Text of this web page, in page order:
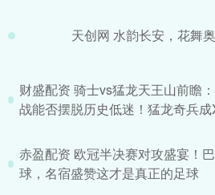
天创网 水韵长安，花舞
财盛配资 骑士vs猛龙天王山前瞻
战能否摆脱历史低迷！猛龙奇兵成
赤盈配资 欧冠半决赛对攻盛宴！
球，名宿盛赞这才是真正的足球